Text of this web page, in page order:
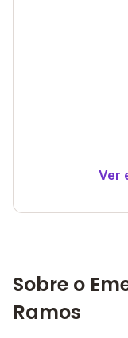
Ver
Sobre o
Ramos